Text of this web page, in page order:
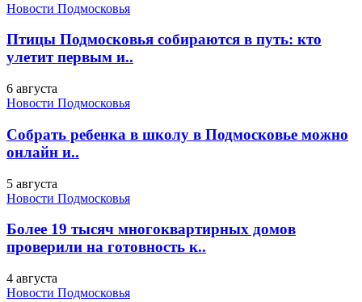
Новости Подмосковья
Птицы Подмосковья собираются в путь: кто
улетит первым и..
6 августа
Новости Подмосковья
Собрать ребенка в школу в Подмосковье можно
онлайн и..
5 августа
Новости Подмосковья
Более 19 тысяч многоквартирных домов
проверили на готовность к..
4 августа
Новости Подмосковья